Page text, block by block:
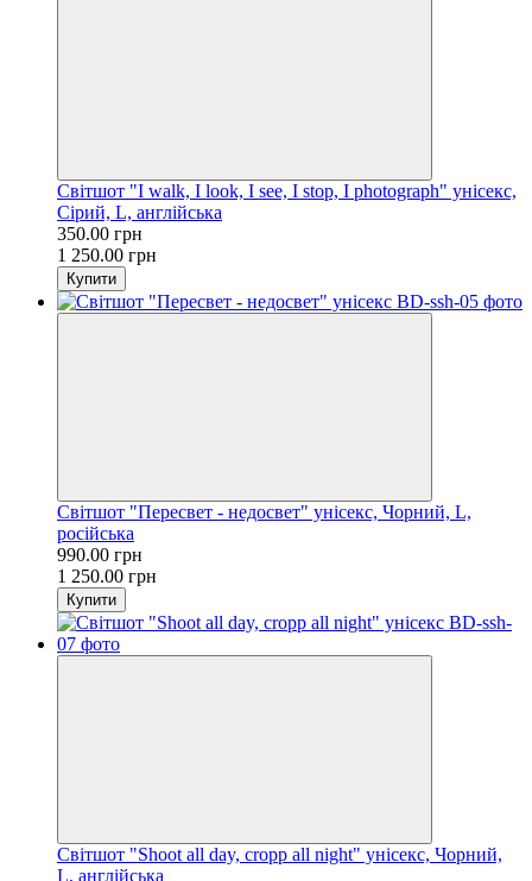
Світшот "I walk, I look, I see, I stop, I photograph" унісекс,
Сірий, L, англійська
350.00 грн
1 250.00 грн
Купити
Світшот "Пересвет - недосвет" унісекс, Чорний, L,
російська
990.00 грн
1 250.00 грн
Купити
Світшот "Shoot all day, cropp all night" унісекс, Чорний,
L, англійська